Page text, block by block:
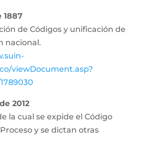
1887
de Códigos y unificación de
nacional.
viewDocument.asp?
2012
la cual se expide el Código
y se dictan otras